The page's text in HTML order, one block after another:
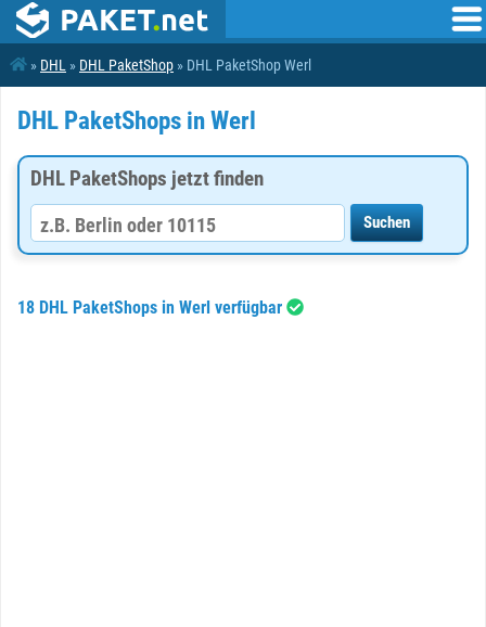
» DHL » DHL PaketShop » DHL PaketShop Werl
DHL PaketShops in Werl
DHL PaketShops jetzt finden
18 DHL PaketShops in Werl verfügbar